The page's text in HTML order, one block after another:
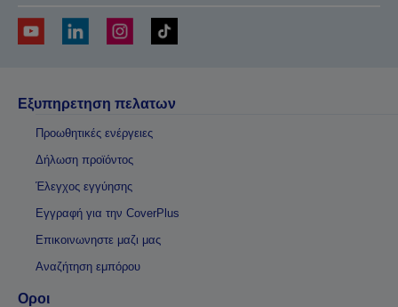
Εξυπηρετηση πελατων
Προωθητικές ενέργειες
Δήλωση προϊόντος
Έλεγχος εγγύησης
Εγγραφή για την CoverPlus
Επικοινωνηστε μαζι μας
Αναζήτηση εμπόρου
Οροι